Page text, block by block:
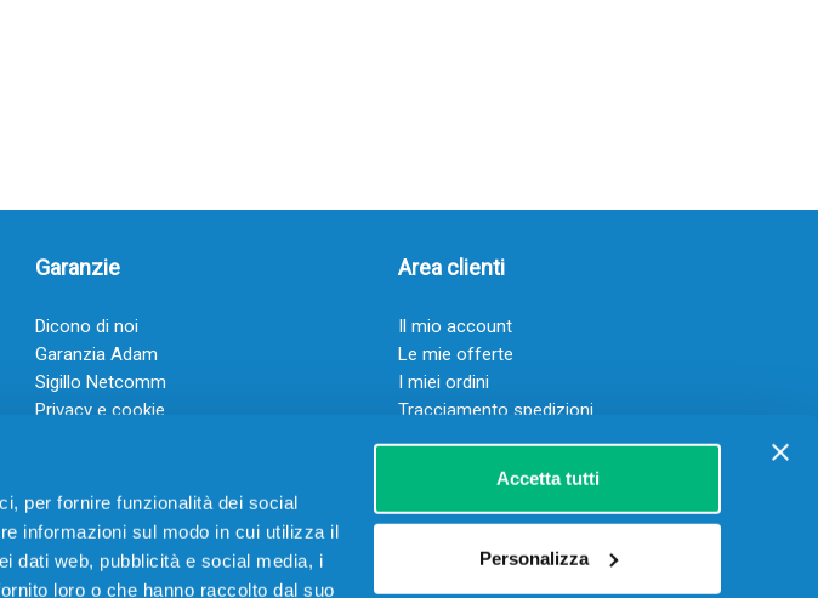
per fornire funzionalità dei social
informazioni sul modo in cui utilizza il
dati web, pubblicità e social media, i
loro o che hanno raccolto dal suo
Accetta tutti
Personalizza
Garanzie
Dicono di noi
Garanzia Adam
Sigillo Netcomm
Privacy e cookie
Area clienti
Il mio account
Le mie offerte
I miei ordini
Tracciamento spedizioni
Resi
Servizio clienti